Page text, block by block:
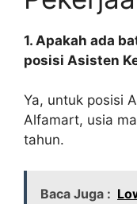
1. Apakah ada
posisi Asisten
Ya, untuk posisi
Alfamart, usia
tahun.
Baca Juga :